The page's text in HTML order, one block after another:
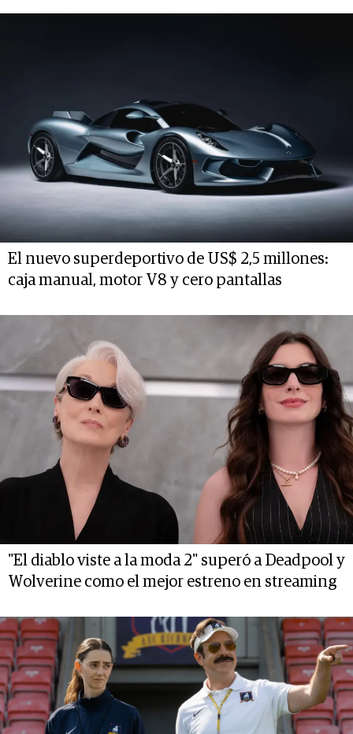
El nuevo superdeportivo de US$ 2,5 millones:
caja manual, motor V8 y cero pantallas
"El diablo viste a la moda 2" superó a Deadpool y
Wolverine como el mejor estreno en streaming